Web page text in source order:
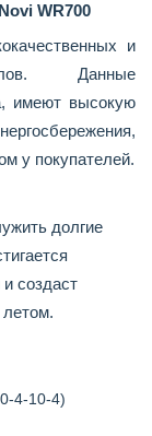
WR700
и
Данные
имеют высокую
у покупателей.
долгие
и создаст
4-10-4)